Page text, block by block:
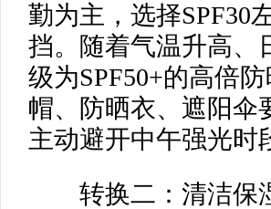
勤为主，选择SPF30
挡。随着气温升高、
级为SPF50+的高倍
帽、防晒衣、遮阳伞
主动避开中午强光时
转换二：清洁保湿